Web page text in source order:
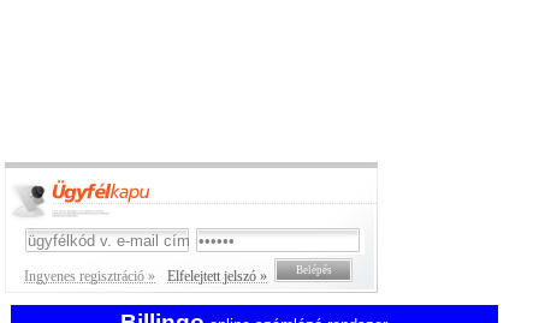
Ingyenes regisztráció » Elfelejtett jelszó »